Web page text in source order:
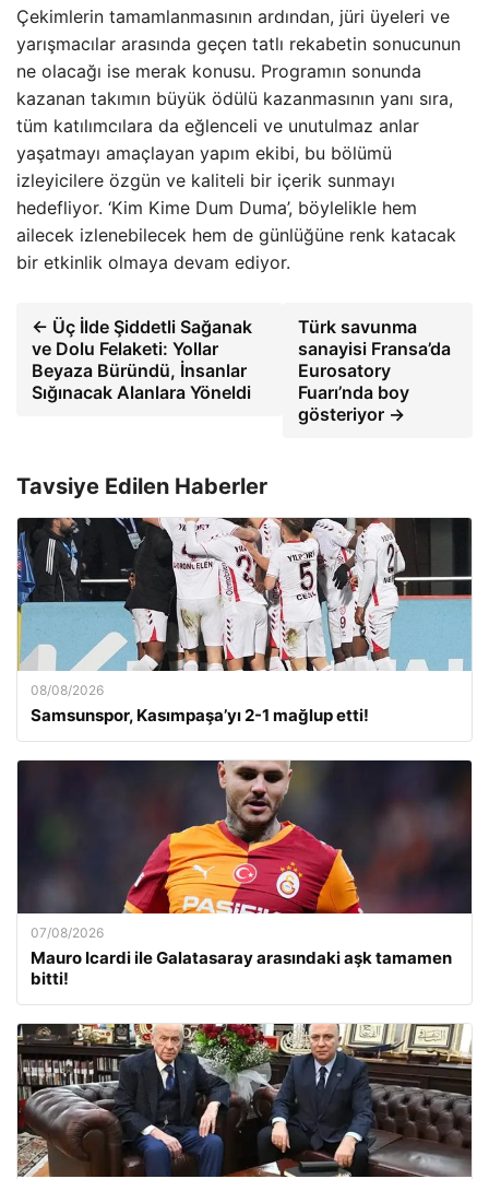
Çekimlerin tamamlanmasının ardından, jüri üyeleri ve
yarışmacılar arasında geçen tatlı rekabetin sonucunun
ne olacağı ise merak konusu. Programın sonunda
kazanan takımın büyük ödülü kazanmasının yanı sıra,
tüm katılımcılara da eğlenceli ve unutulmaz anlar
yaşatmayı amaçlayan yapım ekibi, bu bölümü
izleyicilere özgün ve kaliteli bir içerik sunmayı
hedefliyor. ‘Kim Kime Dum Duma’, böylelikle hem
ailecek izlenebilecek hem de günlüğüne renk katacak
bir etkinlik olmaya devam ediyor.
← Üç İlde Şiddetli Sağanak
ve Dolu Felaketi: Yollar
Beyaza Büründü, İnsanlar
Sığınacak Alanlara Yöneldi
Türk savunma
sanayisi Fransa’da
Eurosatory
Fuarı’nda boy
gösteriyor →
Tavsiye Edilen Haberler
08/08/2026
Samsunspor, Kasımpaşa’yı 2-1 mağlup etti!
07/08/2026
Mauro Icardi ile Galatasaray arasındaki aşk tamamen
bitti!